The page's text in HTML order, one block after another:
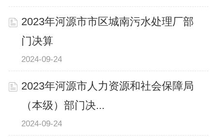
2023年河源市市区城南污水处理厂部
门决算
2024-09-24
2023年河源市人力资源和社会保障局
（本级）部门决...
2024-09-24